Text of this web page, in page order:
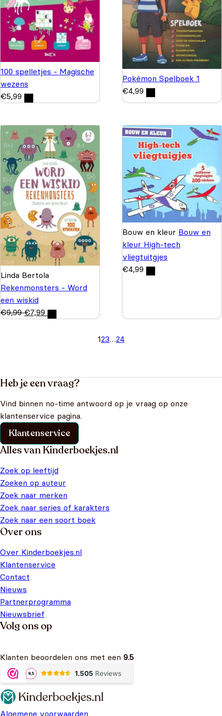
100 spelletjes - Magische
wezens
€5,99
Pokémon Spelboek 1
€4,99
Linda Bertola
Rekenmonsters - Word
een wiskid
€9,99 €7,99
Bouw en kleur Bouw en
kleur High-tech
vliegtuitgjes
€4,99
123…24
Heb je een vraag?
Vind binnen no-time antwoord op je vraag op onze
klantenservice pagina.
Klantenservice
Alles van Kinderboekjes.nl
Zoek op leeftijd
Zoeken op auteur
Zoek naar merken
Zoek naar series of karakters
Zoek naar een soort boek
Over ons
Over Kinderboekjes.nl
Klantenservice
Contact
Nieuws
Partnerprogramma
Nieuwsbrief
Volg ons op
Klanten beoordelen ons met een 9.5
Algemene voorwaarden